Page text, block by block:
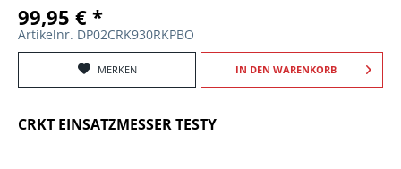
99,95 € *
Artikelnr. DP02CRK930RKPBO
MERKEN IN DEN WARENKORB
CRKT EINSATZMESSER TESTY